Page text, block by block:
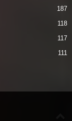
187
118
117
111